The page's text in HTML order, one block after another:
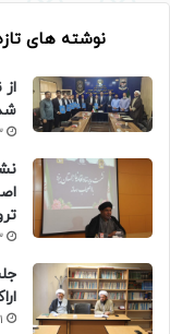
نوشته های